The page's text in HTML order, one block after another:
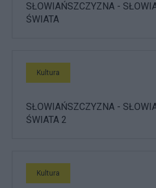
SŁOWIAŃSZCZYZNA -
ŚWIATA
Kultura
SŁOWIAŃSZCZYZNA -
ŚWIATA 2
Kultura